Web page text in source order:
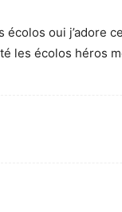
écolos oui j’adore
les écolos héros